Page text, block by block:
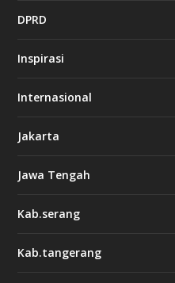
DPRD
Inspirasi
Internasional
Jakarta
Jawa Tengah
Kab.serang
Kab.tangerang